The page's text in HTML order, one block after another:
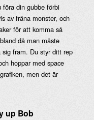
föra din gubbe förbi
av fräna monster, och
för att komma så
då man måste
fram. Du styr ditt rep
hoppar med space
men det är
up Bob